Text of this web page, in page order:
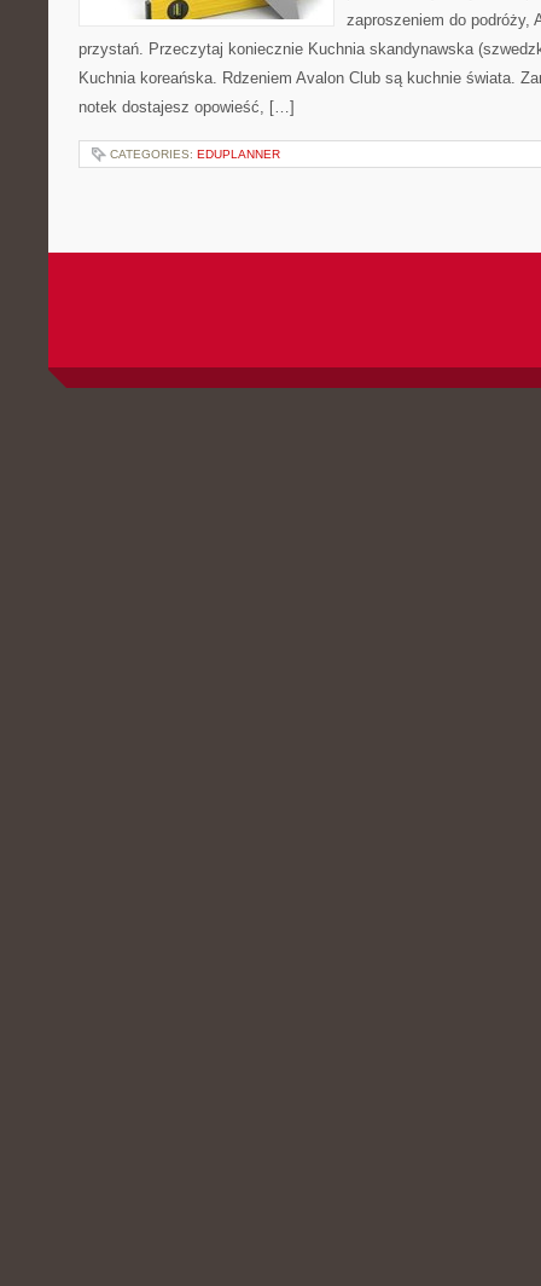
zaproszeniem do podróży,
przystań. Przeczytaj koniecznie Kuchnia skandynawska
Kuchnia koreańska. Rdzeniem Avalon Club są kuchnie świata.
notek dostajesz opowieść, […]
CATEGORIES: EDUPLANNER